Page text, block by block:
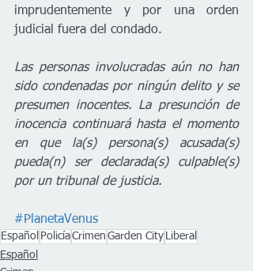
imprudentemente y por una orden
judicial fuera del condado.
Las personas involucradas aún no han
sido condenadas por ningún delito y se
presumen inocentes. La presunción de
inocencia continuará hasta el momento
en que la(s) persona(s) acusada(s)
pueda(n) ser declarada(s) culpable(s)
por un tribunal de justicia.
#PlanetaVenus
Español PolicíaCrimen Garden City Liberal
Español